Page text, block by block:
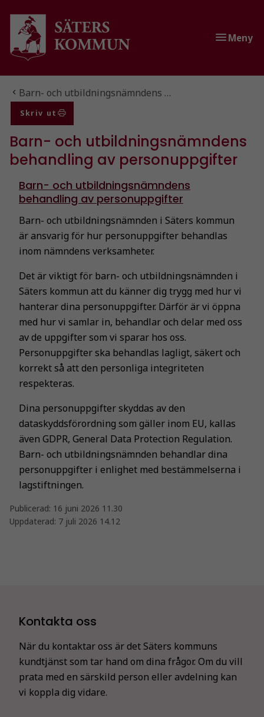
Gå till innehåll
Gå till huvudmeny
Gå till sidomeny
Meny
Du är här:
Barn- och utbildningsnämndens …
Skriv ut
Barn- och utbildningsnämndens
behandling av personuppgifter
Barn- och utbildningsnämndens
behandling av personuppgifter
Barn- och utbildningsnämnden i Säters kommun
är ansvarig för hur personuppgifter behandlas
inom nämndens verksamheter.
Det är viktigt för barn- och utbildningsnämnden i
Säters kommun att du känner dig trygg med hur vi
hanterar dina personuppgifter. Därför är vi öppna
med hur vi samlar in, behandlar och delar med oss
av de uppgifter som vi sparar hos oss.
Personuppgifter ska behandlas lagligt, säkert och
korrekt så att den personliga integriteten
respekteras.
Dina personuppgifter skyddas av den
dataskyddsförordning som gäller inom EU, kallas
även GDPR, General Data Protection Regulation.
Barn- och utbildningsnämnden behandlar dina
personuppgifter i enlighet med bestämmelserna i
lagstiftningen.
Publicerad: 16 juni 2026 11.30
Uppdaterad: 7 juli 2026 14.12
Kontakta oss
När du kontaktar oss är det Säters kommuns
kundtjänst som tar hand om dina frågor. Om du vill
prata med en särskild person eller avdelning kan
vi koppla dig vidare.